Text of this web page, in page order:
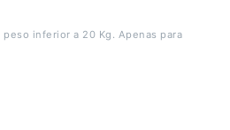
inferior a 20 Kg. Apenas para